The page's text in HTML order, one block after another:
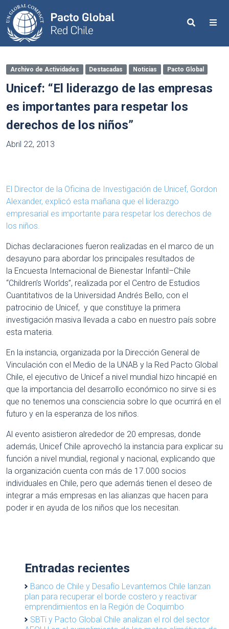
Search
Archivo de Actividades Destacadas Noticias Pacto Global
Unicef: “El liderazgo de las empresas
es importantes para respetar los
derechos de los niños”
Abril 22, 2013
El Director de la Oficina de Investigación de Unicef, Gordon
Alexander, explicó esta mañana que el liderazgo
empresarial es importante para respetar los derechos de
los niños.
Dichas declaraciones fueron realizadas en el marco de un
desayuno para abordar los principales resultados de
la Encuesta Internacional de Bienestar Infantil–Chile
“Children’s Worlds”, realizada por el Centro de Estudios
Cuantitativos de la Universidad Andrés Bello, con el
patrocinio de Unicef, y que constituye la primera
investigación masiva llevada a cabo en nuestro país sobre
esta materia.
En la instancia, organizada por la Dirección General de
Vinculación con el Medio de la UNAB y la Red Pacto Global
Chile, el ejecutivo de Unicef a nivel mundial hizo hincapié en
que la importancia del desarrollo económico no sirve si es
que no tenemos una consciencia sobre lo que ocurrirá en el
futuro y en la esperanza de los niños.
Al evento asistieron alrededor de 20 empresas, donde
además, Unicef Chile aprovechó la instancia para explicar su
función a nivel mundial, regional y nacional, explicando que
la organización cuenta con más de 17.000 socios
individuales en Chile, pero que además tienen el deseo de
integrar a más empresas en las alianzas que hacen para
poder ir en ayuda de los niños que los necesitan.
Entradas recientes
Banco de Chile y Desafío Levantemos Chile lanzan
plan para recuperar el borde costero y reactivar
emprendimientos en la Región de Coquimbo
SBTi y Pacto Global Chile analizan el rol del sector